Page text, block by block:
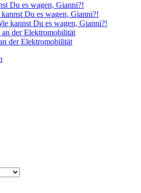
Du es wagen, Gianni?!
Du es wagen, Gianni?!
kannst Du es wagen, Gianni?!
der Elektromobilität
der Elektromobilität